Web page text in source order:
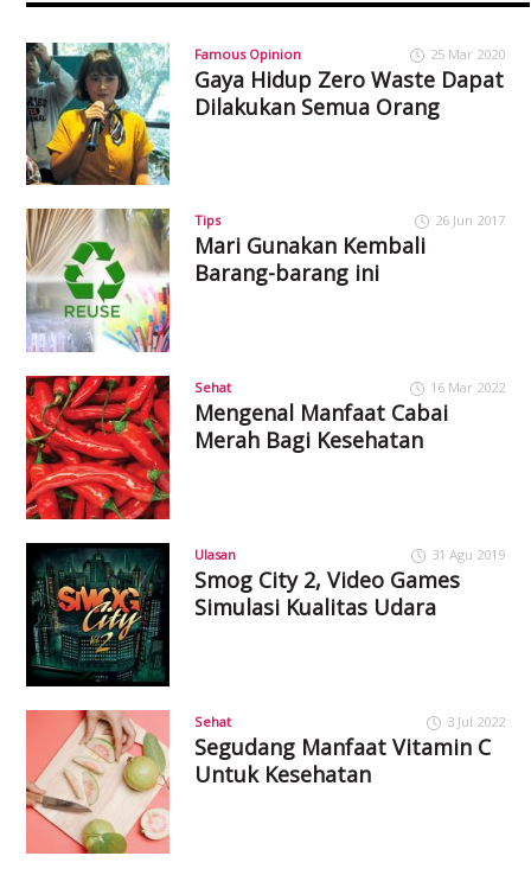
Famous Opinion 25 Mar 2020
Gaya Hidup Zero Waste Dapat
Dilakukan Semua Orang
Tips 26 Jun 2017
Mari Gunakan Kembali
Barang-barang ini
Sehat 16 Mar 2022
Mengenal Manfaat Cabai
Merah Bagi Kesehatan
Ulasan 31 Agu 2019
Smog City 2, Video Games
Simulasi Kualitas Udara
Sehat 3 Jul 2022
Segudang Manfaat Vitamin C
Untuk Kesehatan